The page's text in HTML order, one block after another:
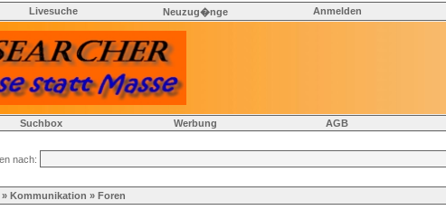
Livesuche Neuzug�nge Anmelden
Suchbox Werbung AGB
nach:
» Kommunikation » Foren